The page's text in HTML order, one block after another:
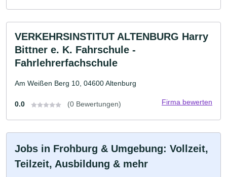
VERKEHRSINSTITUT ALTENBURG Harry
Bittner e. K. Fahrschule -
Fahrlehrerfachschule
Am Weißen Berg 10, 04600 Altenburg
0.0 (0 Bewertungen) Firma bewerten
Jobs in Frohburg & Umgebung: Vollzeit,
Teilzeit, Ausbildung & mehr